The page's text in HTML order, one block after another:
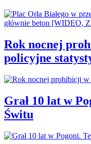
Rok nocnej
policyjne
Grał 10 lat w
Świtu